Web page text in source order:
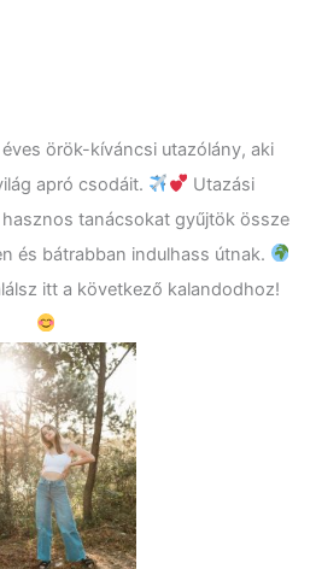
örök-kíváncsi utazólány, aki
apró csodáit.
Utazási
tanácsokat gyűjtök össze
és bátrabban indulhass útnak.
itt a következő kalandodhoz!